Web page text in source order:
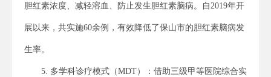
胆红素浓度、减轻溶血、防止发生胆红素脑病。自2019年开
展以来，共实施60余例，有效降低了保山市的胆红素脑病发
生率。
5. 多学科诊疗模式（MDT）：借助三级甲等医院综合实